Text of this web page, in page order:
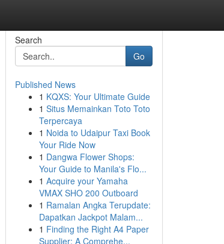
Search
Go
Published News
1 KQXS: Your Ultimate Guide
1 Situs Memainkan Toto Toto
Terpercaya
1 Noida to Udaipur Taxi Book
Your Ride Now
1 Dangwa Flower Shops:
Your Guide to Manila's Flo...
1 Acquire your Yamaha
VMAX SHO 200 Outboard
1 Ramalan Angka Terupdate:
Dapatkan Jackpot Malam...
1 Finding the Right A4 Paper
Supplier: A Comprehe...